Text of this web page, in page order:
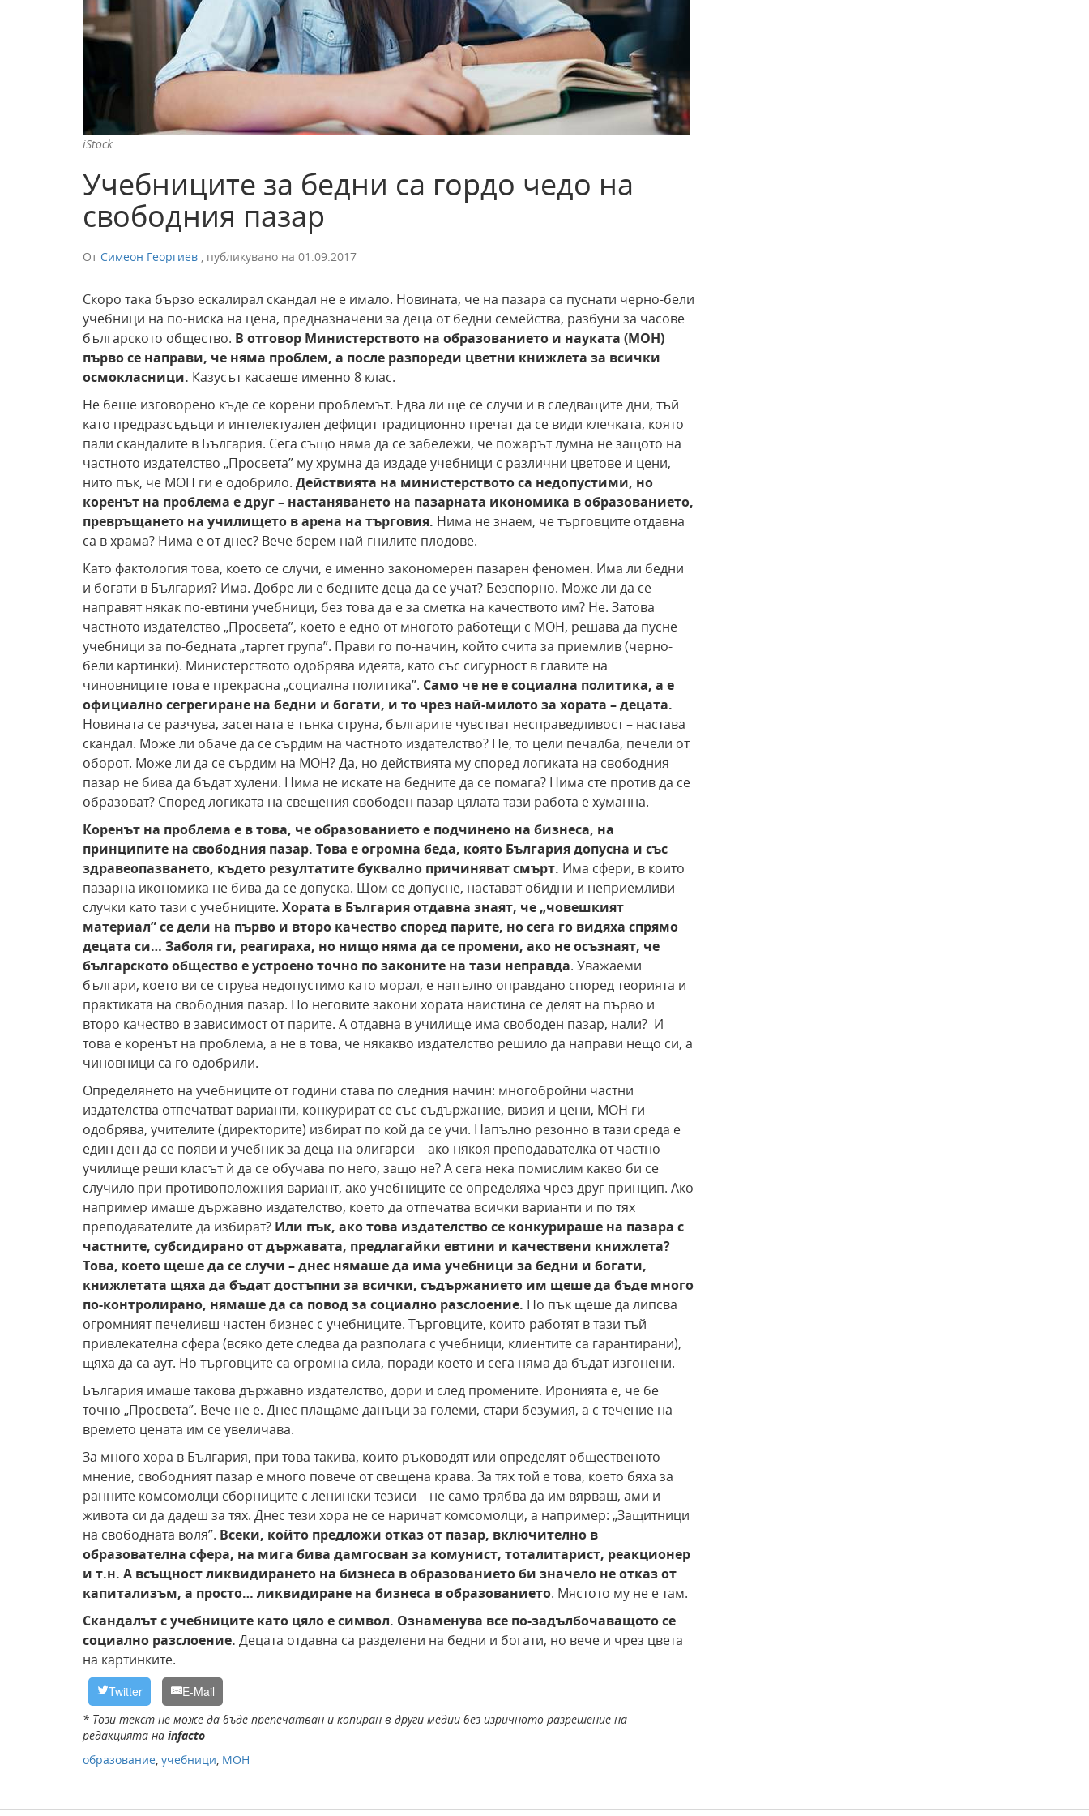
iStock
Учебниците за бедни са гордо чедо на
свободния пазар
От Симеон Георгиев , публикувано на 01.09.2017
Скоро така бързо ескалирал скандал не е имало. Новината, че на пазара са пуснати черно-бели
учебници на по-ниска на цена, предназначени за деца от бедни семейства, разбуни за часове
българското общество. В отговор Министерството на образованието и науката (МОН)
първо се направи, че няма проблем, а после разпореди цветни книжлета за всички
осмокласници. Казусът касаеше именно 8 клас.
Не беше изговорено къде се корени проблемът. Едва ли ще се случи и в следващите дни, тъй
като предразсъдъци и интелектуален дефицит традиционно пречат да се види клечката, която
пали скандалите в България. Сега също няма да се забележи, че пожарът лумна не защото на
частното издателство „Просвета” му хрумна да издаде учебници с различни цветове и цени,
нито пък, че МОН ги е одобрило. Действията на министерството са недопустими, но
коренът на проблема е друг – настаняването на пазарната икономика в образованието,
превръщането на училището в арена на търговия. Нима не знаем, че търговците отдавна
са в храма? Нима е от днес? Вече берем най-гнилите плодове.
Като фактология това, което се случи, е именно закономерен пазарен феномен. Има ли бедни
и богати в България? Има. Добре ли е бедните деца да се учат? Безспорно. Може ли да се
направят някак по-евтини учебници, без това да е за сметка на качеството им? Не. Затова
частното издателство „Просвета”, което е едно от многото работещи с МОН, решава да пусне
учебници за по-бедната „таргет група”. Прави го по-начин, който счита за приемлив (черно-
бели картинки). Министерството одобрява идеята, като със сигурност в главите на
чиновниците това е прекрасна „социална политика”. Само че не е социална политика, а е
официално сегрегиране на бедни и богати, и то чрез най-милото за хората – децата.
Новината се разчува, засегната е тънка струна, българите чувстват несправедливост – настава
скандал. Може ли обаче да се сърдим на частното издателство? Не, то цели печалба, печели от
оборот. Може ли да се сърдим на МОН? Да, но действията му според логиката на свободния
пазар не бива да бъдат хулени. Нима не искате на бедните да се помага? Нима сте против да се
образоват? Според логиката на свещения свободен пазар цялата тази работа е хуманна.
Коренът на проблема е в това, че образованието е подчинено на бизнеса, на
принципите на свободния пазар. Това е огромна беда, която България допусна и със
здравеопазването, където резултатите буквално причиняват смърт. Има сфери, в които
пазарна икономика не бива да се допуска. Щом се допусне, настават обидни и неприемливи
случки като тази с учебниците. Хората в България отдавна знаят, че „човешкият
материал” се дели на първо и второ качество според парите, но сега го видяха спрямо
децата си… Заболя ги, реагираха, но нищо няма да се промени, ако не осъзнаят, че
българското общество е устроено точно по законите на тази неправда. Уважаеми
българи, което ви се струва недопустимо като морал, е напълно оправдано според теорията и
практиката на свободния пазар. По неговите закони хората наистина се делят на първо и
второ качество в зависимост от парите. А отдавна в училище има свободен пазар, нали? И
това е коренът на проблема, а не в това, че някакво издателство решило да направи нещо си, а
чиновници са го одобрили.
Определянето на учебниците от години става по следния начин: многобройни частни
издателства отпечатват варианти, конкурират се със съдържание, визия и цени, МОН ги
одобрява, учителите (директорите) избират по кой да се учи. Напълно резонно в тази среда е
един ден да се появи и учебник за деца на олигарси – ако някоя преподавателка от частно
училище реши класът ѝ да се обучава по него, защо не? А сега нека помислим какво би се
случило при противоположния вариант, ако учебниците се определяха чрез друг принцип. Ако
например имаше държавно издателство, което да отпечатва всички варианти и по тях
преподавателите да избират? Или пък, ако това издателство се конкурираше на пазара с
частните, субсидирано от държавата, предлагайки евтини и качествени книжлета?
Това, което щеше да се случи –днес нямаше да има учебници за бедни и богати,
книжлетата щяха да бъдат достъпни за всички, съдържанието им щеше да бъде много
по-контролирано, нямаше да са повод за социално разслоение. Но пък щеше да липсва
огромният печеливш частен бизнес с учебниците. Търговците, които работят в тази тъй
привлекателна сфера (всяко дете следва да разполага с учебници, клиентите са гарантирани),
щяха да са аут. Но търговците са огромна сила, поради което и сега няма да бъдат изгонени.
България имаше такова държавно издателство, дори и след промените. Иронията е, че бе
точно „Просвета”. Вече не е. Днес плащаме данъци за големи, стари безумия, а с течение на
времето цената им се увеличава.
За много хора в България, при това такива, които ръководят или определят общественото
мнение, свободният пазар е много повече от свещена крава. За тях той е това, което бяха за
ранните комсомолци сборниците с ленински тезиси – не само трябва да им вярваш, ами и
живота си да дадеш за тях. Днес тези хора не се наричат комсомолци, а например: „Защитници
на свободната воля”. Всеки, който предложи отказ от пазар, включително в
образователна сфера, на мига бива дамгосван за комунист, тоталитарист, реакционер
и т.н. А всъщност ликвидирането на бизнеса в образованието би значело не отказ от
капитализъм, а просто… ликвидиране на бизнеса в образованието. Мястото му не е там.
Скандалът с учебниците като цяло е символ. Ознаменува все по-задълбочаващото се
социално разслоение. Децата отдавна са разделени на бедни и богати, но вече и чрез цвета
на картинките.
Twitter E-Mail
* Този текст не може да бъде препечатван и копиран в други медии без изричното разрешение на
редакцията на infacto
образование, учебници, МОН